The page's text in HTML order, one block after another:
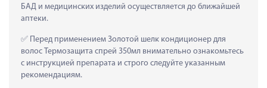
БАД и медицинских изделий осуществляется до ближайшей
аптеки.
Перед применением Золотой шелк кондиционер для
волос Термозащита спрей 350мл внимательно ознакомьтесь
с инструкцией препарата и строго следуйте указанным
рекомендациям.